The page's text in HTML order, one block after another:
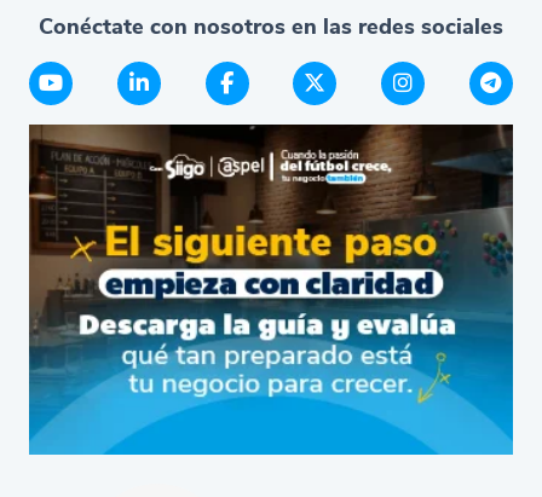
Conéctate con nosotros en las redes sociales